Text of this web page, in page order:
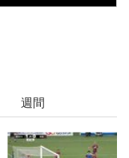
週間